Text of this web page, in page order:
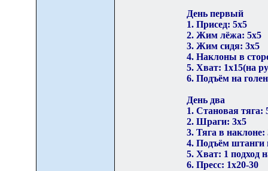
День первый
1. Присед: 5х5
2. Жим лёжа: 5х5
3. Жим сидя: 3х5
4. Наклоны в
5. Хват: 1х15(на
6. Подъём на
День два
1. Становая тяга:
2. Шраги: 3х5
3. Тяга в наклоне:
4. Подъём штанги
5. Хват: 1 подход
6. Пресс: 1х20-30